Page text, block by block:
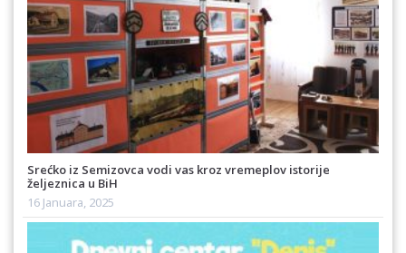
Srećko iz Semizovca vodi vas kroz vremeplov istorije
željeznica u BiH
16 Januara, 2025